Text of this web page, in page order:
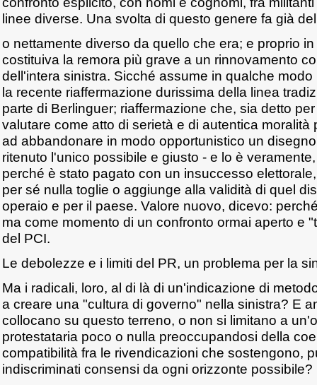
linee diverse. Una svolta di questo genere fa già
o nettamente diverso da quello che era; e proprio
costituiva la remora più grave a un rinnovamento
dell'intera sinistra. Sicché assume in qualche
la recente riaffermazione durissima della linea
parte di Berlinguer; riaffermazione che, sia detto
valutare come atto di serietà e di autentica moralità
ad abbandonare in modo opportunistico un
ritenuto l'unico possibile e giusto - e lo è
perché è stato pagato con un insuccesso
per sé nulla toglie o aggiunge alla validità di quel
operaio e per il paese. Valore nuovo, dicevo:
ma come momento di un confronto ormai aperto e
del PCI.
Le debolezze e i limiti del PR, un problema per la
Ma i radicali, loro, al di là di un'indicazione di
a creare una "cultura di governo" nella sinistra? E
collocano su questo terreno, o non si limitano a
protestataria poco o nulla preoccupandosi della
compatibilità fra le rivendicazioni che sostengono,
indiscriminati consensi da ogni orizzonte possibile?